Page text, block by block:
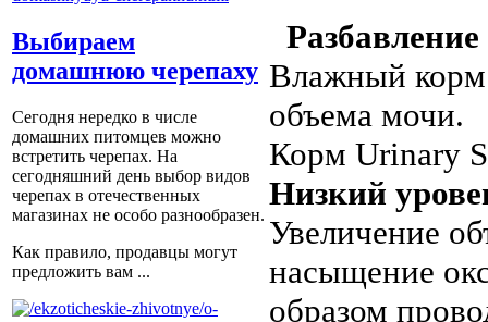
Выбираем
домашнюю черепаху
Сегодня нередко в числе
домашних питомцев можно
встретить черепах. На
сегодняшний день выбор видов
черепах в отечественных
магазинах не особо разнообразен.
Как правило, продавцы могут
предложить вам ...
Влажный корм
объема
Корм Urinary
Низкий
Увеличение
насыщение
образом